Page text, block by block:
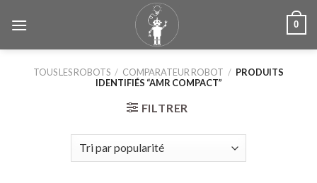
0
TOUS LES ROBOTS / COMPARATEUR ROBOT / PRODUITS
IDENTIFIÉS “AMR COMPACT”
FILTRER